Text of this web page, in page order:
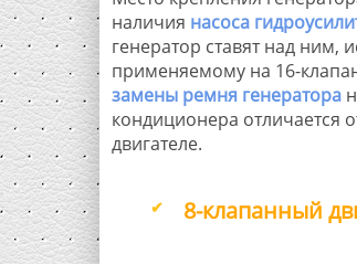
наличия насоса
генератор ставят над ним,
применяемому на 16-
замены ремня генератора
кондиционера отличается
двигателе.
8-клапанный